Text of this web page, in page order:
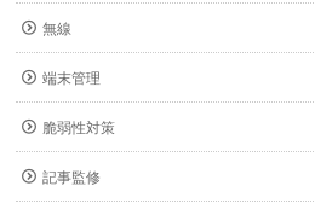
無線
端末管理
脆弱性対策
記事監修